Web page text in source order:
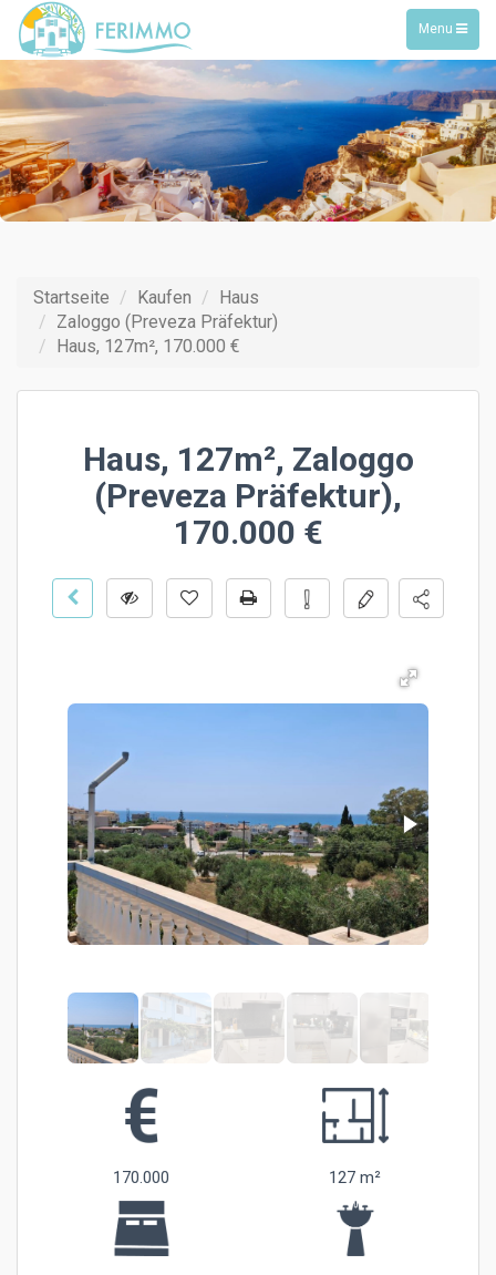
Toggle
navigation
Menu
Startseite Kaufen
Haus
Zaloggo (Preveza Präfektur)
Haus, 127m², 170.000 €
Haus, 127m², Zaloggo
(Preveza Präfektur),
170.000 €
170.000 127 m²